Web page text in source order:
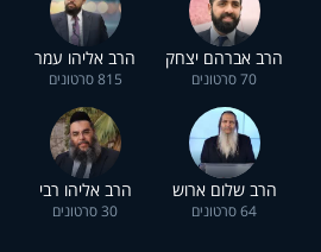
הרב אברהם יצחק
70 סרטונים
הרב אליהו עמר
815 סרטונים
הרב שלום ארוש
64 סרטונים
הרב אליהו רבי
30 סרטונים